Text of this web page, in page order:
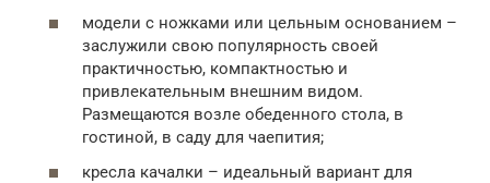
модели с ножками или цельным основанием –
заслужили свою популярность своей
практичностью, компактностью и
привлекательным внешним видом.
Размещаются возле обеденного стола, в
гостиной, в саду для чаепития;
кресла качалки – идеальный вариант для